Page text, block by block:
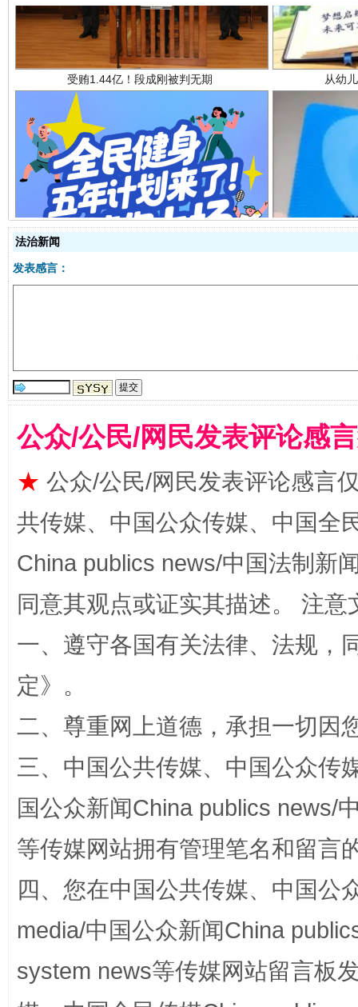
全民健身五年计划来了！等你上场
阿坝州三大球赛在茂县开幕 规模
法治新闻
发表感言：
公众/公民/网民发表评论感
★ 公众/公民/网民发表评论感言
共传媒、中国公众传媒、中国全
China publics news/中国法制新
同意其观点或证实其描述。 注
一、遵守各国有关法律、法规，
定》。
二、尊重网上道德，承担一切因
三、中国公共传媒、中国公众传
国公众新闻China publics news/
等传媒网站拥有管理笔名和留言
四、您在中国公共传媒、中国公
media/中国公众新闻China
system news等传媒网站留言板